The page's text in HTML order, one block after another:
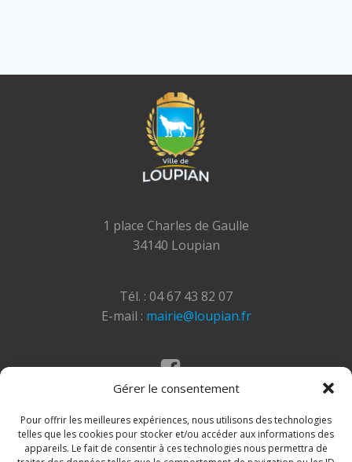
Gérer le consentement
Pour offrir les meilleures expériences, nous utilisons des technologies
telles que les cookies pour stocker et/ou accéder aux informations des
appareils. Le fait de consentir à ces technologies nous permettra de
1 place Charles de Gaulle
34140 Loupian
Tél. : 04 67 43 82 07
E-mail : mairie@loupian.fr